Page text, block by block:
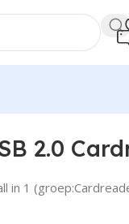
2.0
in 1